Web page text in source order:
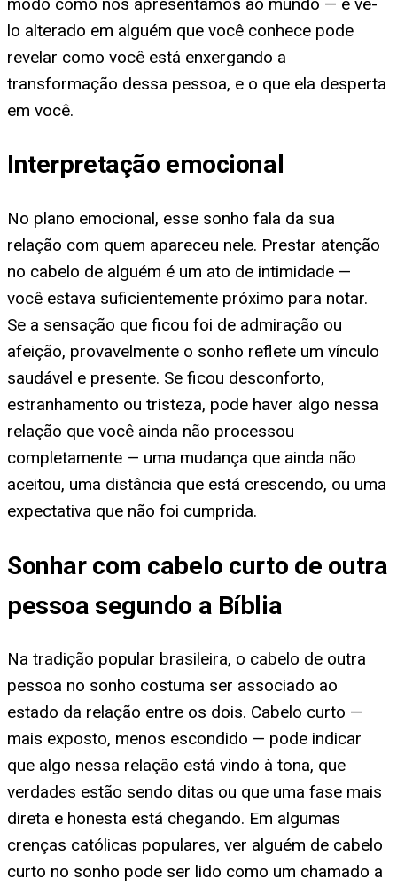
lo alterado em alguém que você conhece pode
revelar como você está enxergando a
transformação dessa pessoa, e o que ela desperta
em você.
Interpretação emocional
No plano emocional, esse sonho fala da sua
relação com quem apareceu nele. Prestar atenção
no cabelo de alguém é um ato de intimidade —
você estava suficientemente próximo para notar.
Se a sensação que ficou foi de admiração ou
afeição, provavelmente o sonho reflete um vínculo
saudável e presente. Se ficou desconforto,
estranhamento ou tristeza, pode haver algo nessa
relação que você ainda não processou
completamente — uma mudança que ainda não
aceitou, uma distância que está crescendo, ou uma
expectativa que não foi cumprida.
Sonhar com cabelo curto de outra
pessoa segundo a Bíblia
Na tradição popular brasileira, o cabelo de outra
pessoa no sonho costuma ser associado ao
estado da relação entre os dois. Cabelo curto —
mais exposto, menos escondido — pode indicar
que algo nessa relação está vindo à tona, que
verdades estão sendo ditas ou que uma fase mais
direta e honesta está chegando. Em algumas
crenças católicas populares, ver alguém de cabelo
curto no sonho pode ser lido como um chamado a